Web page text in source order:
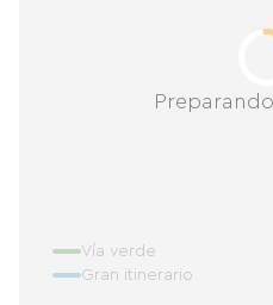
Vía verde
Gran itinerario